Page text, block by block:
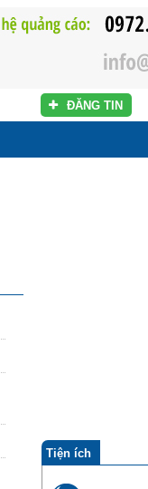
ĐĂNG TIN
Tiện ích